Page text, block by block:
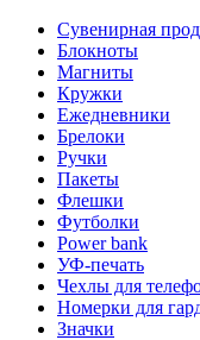
Сувенирная
Блокноты
Магниты
Кружки
Ежедневники
Брелоки
Ручки
Пакеты
Флешки
Футболки
Power bank
УФ-печать
Чехлы для
Номерки для
Значки